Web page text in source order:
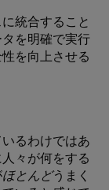
統合すること
を明確で実行
を向上させる
るわけではあ
々が何をする
ほとんどうまく